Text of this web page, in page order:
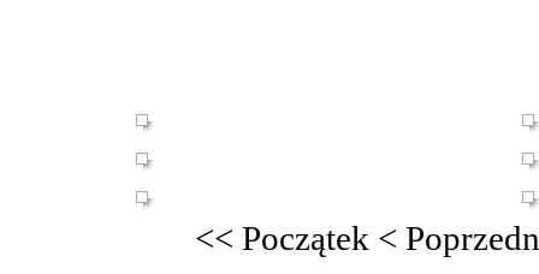
<< Początek <